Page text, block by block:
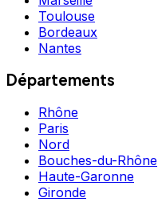
Toulouse
Bordeaux
Nantes
Départements
Rhône
Paris
Nord
Bouches-du-Rhône
Haute-Garonne
Gironde